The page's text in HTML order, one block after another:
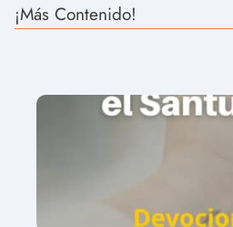
¡Más Contenido!